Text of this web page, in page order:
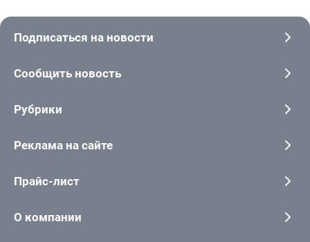
Подписаться на новости
Сообщить новость
Рубрики
Реклама на сайте
Прайс-лист
О компании